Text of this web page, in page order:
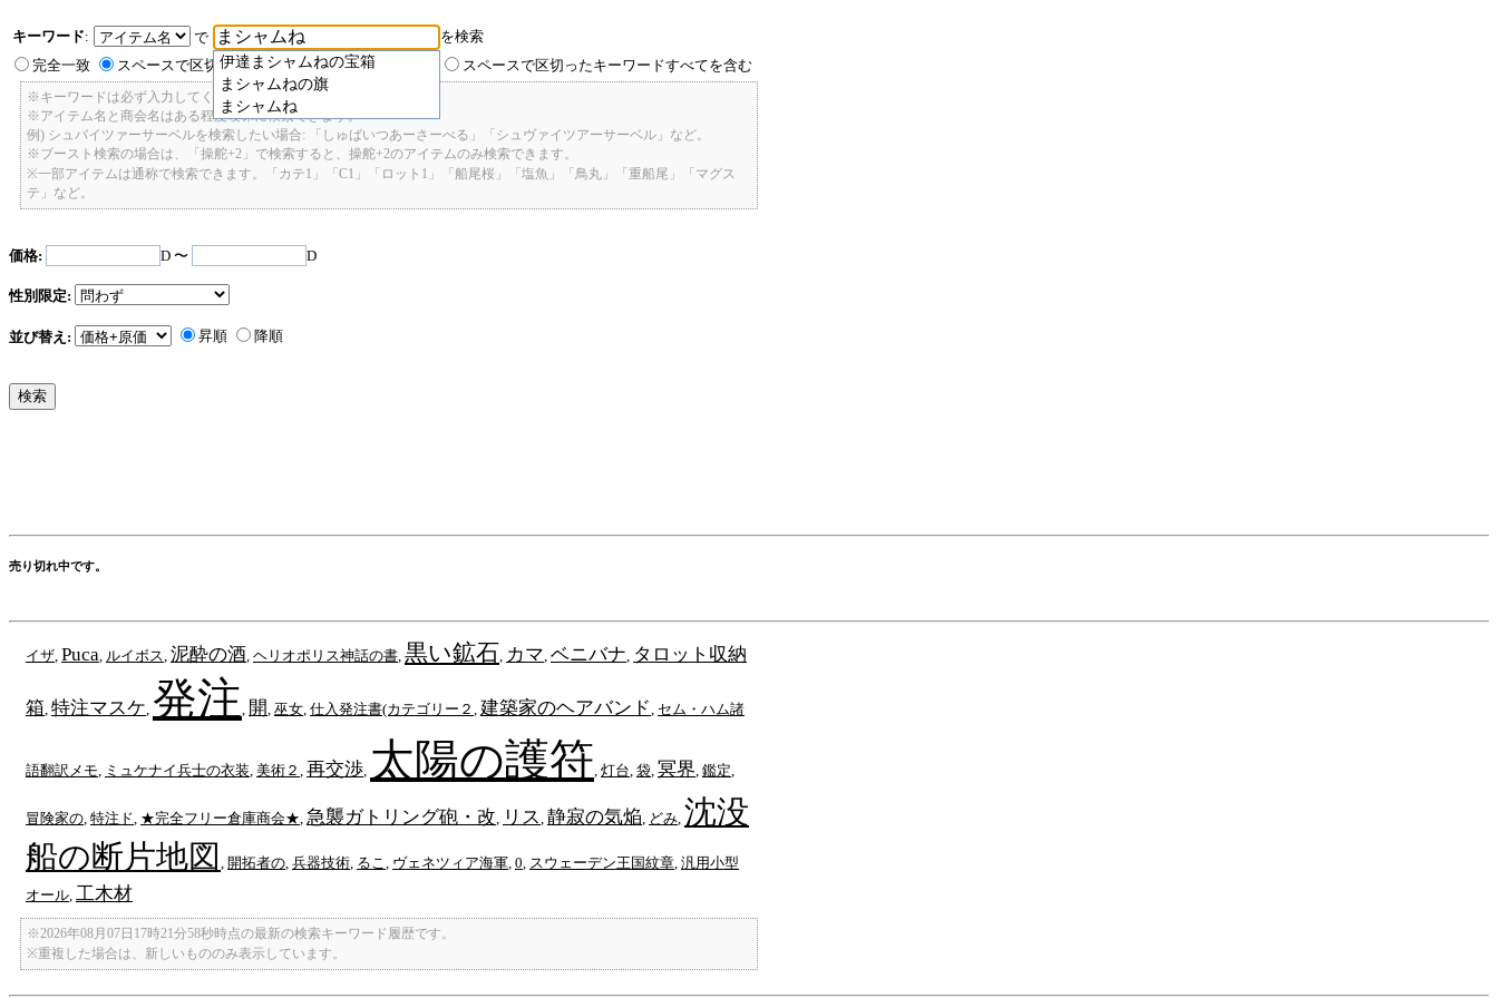
キーワード:
で
伊達まシャムねの宝箱
まシャムねの旗
まシャムね
を検索
完全一致
スペースで区切ったキーワードのいずれかを含む スペースで区切ったキーワードすべてを含む
※キーワードは必ず入力してください。
※アイテム名と商会名はある程度曖昧に検索できます。
例) シュバイツァーサーベルを検索したい場合: 「しゅばいつあーさーべる」「シュヴァイツアーサーベル」など。
※ブースト検索の場合は、「操舵+2」で検索すると、操舵+2のアイテムのみ検索できます。
※一部アイテムは通称で検索できます。「カテ1」「C1」「ロット1」「船尾桜」「塩魚」「鳥丸」「重船尾」「マグス
テ」など。
価格: D 〜 D
性別限定:
並び替え: 昇順 降順
売り切れ中です。
イザ Puca ルイボス 泥酔の酒 ヘリオポリス神話の書 黒い鉱石 カマ ベニバナ タロット収納
箱 特注マスケ 発注 開 巫女 仕入発注書(カテゴリー２ 建築家のヘアバンド セム・ハム諸
語翻訳メモ ミュケナイ兵士の衣装 美術２ 再交渉 太陽の護符 灯台 袋 冥界 鑑定
冒険家の 特注ド ★完全フリー倉庫商会★ 急襲ガトリング砲・改 リス 静寂の気焔 どみ 沈没
船の断片地図
開拓者の 兵器技術 るこ ヴェネツィア海軍 0 スウェーデン王国紋章 汎用小型
オール 工木材
※2026年08月07日17時21分58秒時点の最新の検索キーワード履歴です。
※重複した場合は、新しいもののみ表示しています。